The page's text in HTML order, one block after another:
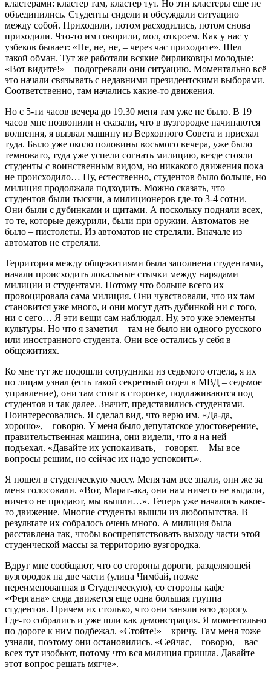
кластерами: кластер там, кластер тут. Но эти кластеры еще не
объединились. Студенты сидели и обсуждали ситуацию
между собой. Приходили, потом расходились, потом снова
приходили. Что-то им говорили, мол, откроем. Как у нас у
узбеков бывает: «Не, не, не, – через час приходите». Шел
такой обман. Тут же работали всякие бирликовцы молодые:
«Вот видите!» – подогревали они ситуацию. Моментально всё
это начали связывать с недавними президентскими выборами.
Соответственно, там начались какие-то движения.
Но с 5-ти часов вечера до 19.30 меня там уже не было. В 19
часов мне позвонили и сказали, что в вузгородке начинаются
волнения, я вызвал машину из Верховного Совета и приехал
туда. Было уже около половины восьмого вечера, уже было
темновато, туда уже успели согнать милицию, везде стояли
студенты с воинственным видом, но никакого движения пока
не происходило… Ну, естественно, студентов было больше, но
милиция продолжала подходить. Можно сказать, что
студентов были тысячи, а милиционеров где-то 3-4 сотни.
Они были с дубинками и щитами. А поскольку подняли всех,
то те, которые дежурили, были при оружии. Автоматов не
было – пистолеты. Из автоматов не стреляли. Вначале из
автоматов не стреляли.
Территория между общежитиями была заполнена студентами,
начали происходить локальные стычки между нарядами
милиции и студентами. Потому что больше всего их
провоцировала сама милиция. Они чувствовали, что их там
становится уже много, и они могут дать дубинкой ни с того,
ни с сего… Я эти вещи сам наблюдал. Ну, это уже элементы
культуры. Но что я заметил – там не было ни одного русского
или иностранного студента. Они все остались у себя в
общежитиях.
Ко мне тут же подошли сотрудники из седьмого отдела, я их
по лицам узнал (есть такой секретный отдел в МВД – седьмое
управление), они там стоят в сторонке, подлаживаются под
студентов и так далее. Значит, представились студентами.
Поинтересовались. Я сделал вид, что верю им. «Да-да,
хорошо», – говорю. У меня было депутатское удостоверение,
правительственная машина, они видели, что я на ней
подъехал. «Давайте их успокаивать, – говорят. – Мы все
вопросы решим, но сейчас их надо успокоить».
Я пошел в студенческую массу. Меня там все знали, они же за
меня голосовали. «Вот, Марат-ака, они нам ничего не выдали,
ничего не продают, мы вышли…». Теперь уже началось какое-
то движение. Многие студенты вышли из любопытства. В
результате их собралось очень много. А милиция была
расставлена так, чтобы воспрепятствовать выходу части этой
студенческой массы за территорию вузгородка.
Вдруг мне сообщают, что со стороны дороги, разделяющей
вузгородок на две части (улица Чимбай, позже
переименованная в Студенческую), со стороны кафе
«Фергана» сюда движется еще одна большая группа
студентов. Причем их столько, что они заняли всю дорогу.
Где-то собрались и уже шли как демонстрация. Я моментально
по дороге к ним подбежал. «Стойте!» – кричу. Там меня тоже
узнали, поэтому они остановились. «Сейчас, – говорю, – вас
всех тут изобьют, потому что вся милиция пришла. Давайте
этот вопрос решать мягче».